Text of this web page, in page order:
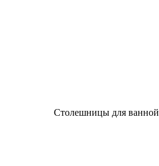
Столешницы для ванной